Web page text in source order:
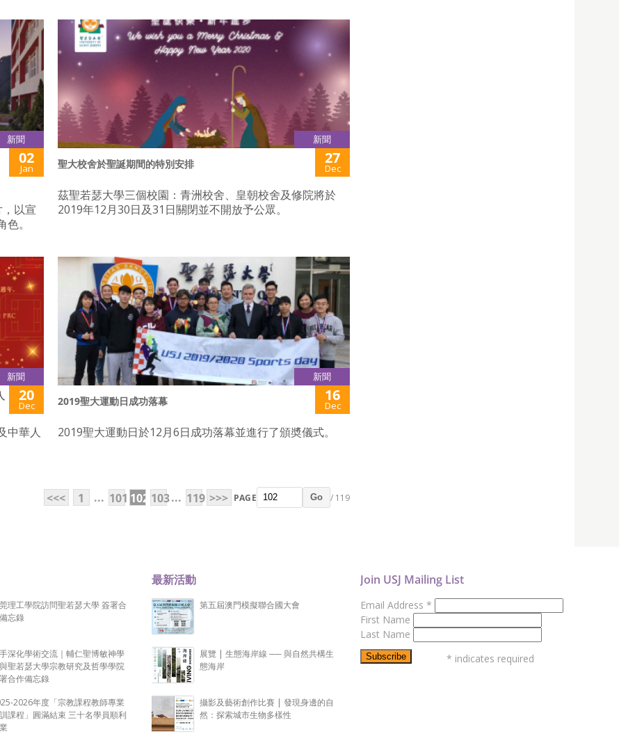
新聞
02
Jan
以宣
。
新聞
聖大校舍於聖誕期間的特別安排 27
Dec
茲聖若瑟大學三個校園：青洲校舍、皇朝校舍及修院將於
2019年12月30日及31日關閉並不開放予公眾。
新聞
20
Dec
中華人
新聞
2019聖大運動日成功落幕 16
Dec
2019聖大運動日於12月6日成功落幕並進行了頒奬儀式。
<<< 1 ... 101 102 103... 119 >>> PAGE Go / 119
理工學院訪問聖若瑟大學 簽署合
忘錄
深化學術交流｜輔仁聖博敏神學
聖若瑟大學宗教研究及哲學學院
合作備忘錄
2026年度「宗教課程教師專業
課程」圓滿結束 三十名學員順利
最新活動
第五屆澳門模擬聯合國大會
展覽 | 生態海岸線 ── 與自然共構生
態海岸
攝影及藝術創作比賽 | 發現身邊的自
然：探索城市生物多樣性
Join USJ Mailing List
Email Address *
First Name
Last Name
* indicates required